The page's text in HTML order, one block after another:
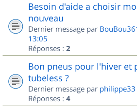
Besoin d'aide a choisir
nouveau
Dernier message par
13:05
Réponses : 2
Bon pneus pour l'hiver et
tubeless ?
Dernier message par philippe33
Réponses : 4